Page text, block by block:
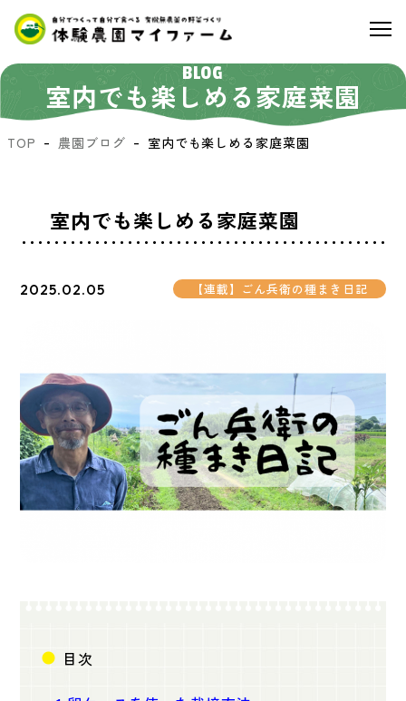
BLOG
室内でも楽しめる家庭菜園
TOP 農園ブログ 室内でも楽しめる家庭菜園
室内でも楽しめる家庭菜園
2025.02.05 【連載】ごん兵衛の種まき日記
目次